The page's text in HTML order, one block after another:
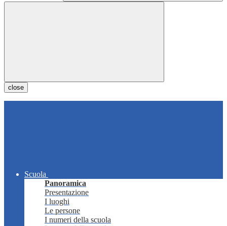
close
Scuola
Panoramica
Presentazione
I luoghi
Le persone
I numeri della scuola